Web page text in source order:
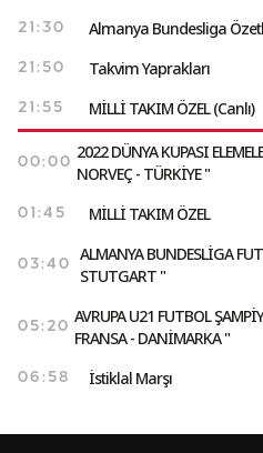
21:30 Almanya Bundesliga
21:50 Takvim Yaprakları
21:55 MİLLİ TAKIM ÖZEL (Canlı)
00:00
2022 DÜNYA KUPASI
NORVEÇ - TÜRKİYE "
01:45 MİLLİ TAKIM ÖZEL
03:40
ALMANYA BUNDESLİGA
STUTGART "
05:20
AVRUPA U21 FUTBOL
FRANSA - DANİMARKA "
06:58 İstiklal Marşı